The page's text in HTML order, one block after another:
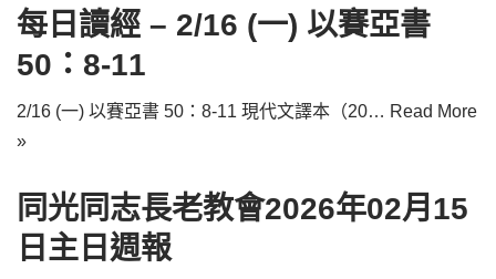
每日讀經 – 2/16 (一) 以賽亞書
50：8-11
2/16 (一) 以賽亞書 50：8-11 現代文譯本（20… Read More
»
同光同志長老教會2026年02月15
日主日週報